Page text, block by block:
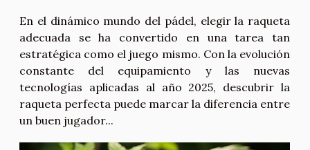
En el dinámico mundo del pádel, elegir la raqueta
adecuada se ha convertido en una tarea tan
estratégica como el juego mismo. Con la evolución
constante del equipamiento y las nuevas
tecnologías aplicadas al año 2025, descubrir la
raqueta perfecta puede marcar la diferencia entre
un buen jugador...